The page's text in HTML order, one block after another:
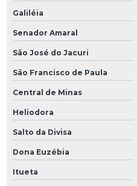
Galiléia
Senador Amaral
São José do Jacuri
São Francisco de Paula
Central de Minas
Heliodora
Salto da Divisa
Dona Euzébia
Itueta